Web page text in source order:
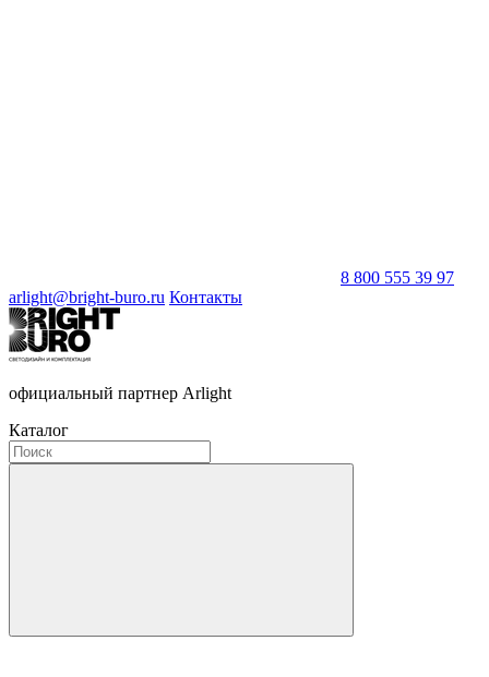
8 800 555 39 97
arlight@bright-buro.ru Контакты
официальный партнер Arlight
Каталог